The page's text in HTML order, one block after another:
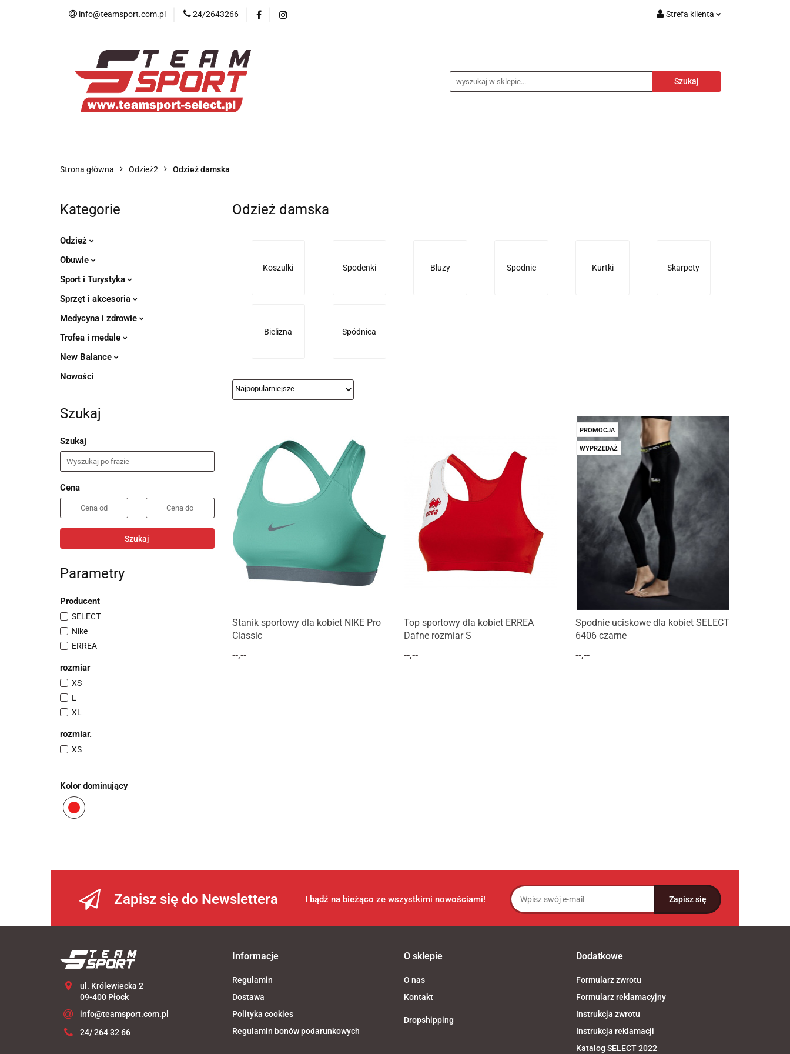
info@teamsport.com.pl 24/2643266 Strefa klienta
Dodaj zgłoszenie
Nowości New Balance
Medycyna sportowa
Strona główna Odzież2 Odzież damska
Kategorie
Odzież
Obuwie
Sport i Turystyka
Sprzęt i akcesoria
Medycyna i zdrowie
Trofea i medale
New Balance
Nowości
Szukaj
Szukaj
Cena
Szukaj
Parametry
Producent
SELECT
Nike
ERREA
rozmiar
XS
L
XL
rozmiar.
XS
Kolor dominujący
Czerwony
Odzież damska
Koszulki Spodenki Bluzy Spodnie Kurtki Skarpety
Bielizna Spódnica
Stanik sportowy dla kobiet NIKE Pro
Classic
--,--
Top sportowy dla kobiet ERREA
Dafne rozmiar S
--,--
PROMOCJA
WYPRZEDAŻ
Spodnie uciskowe dla kobiet SELECT
6406 czarne
--,--
Zapisz się do Newslettera I bądź na bieżąco ze wszystkimi nowościami!
ul. Królewiecka 2
09-400 Płock
info@teamsport.com.pl
24/ 264 32 66
Informacje
Regulamin
Dostawa
Polityka cookies
Regulamin bonów podarunkowych
O sklepie
O nas
Kontakt
Dropshipping
Dodatkowe
Formularz zwrotu
Formularz reklamacyjny
Instrukcja zwrotu
Instrukcja reklamacji
Katalog SELECT 2022